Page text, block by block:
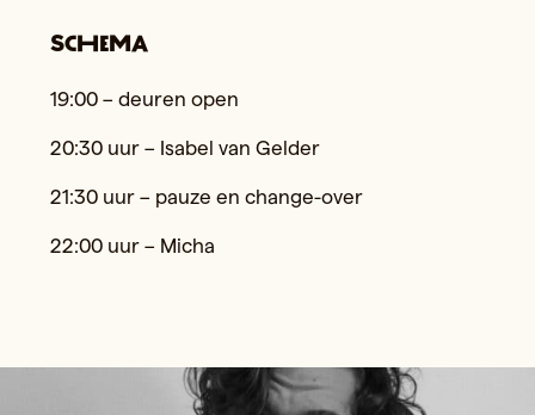
SCHEMA
19:00 – deuren open
20:30 uur – Isabel van Gelder
21:30 uur – pauze en change-over
22:00 uur – Micha